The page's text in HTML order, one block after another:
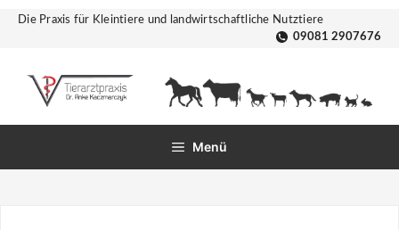
Zum
Die Praxis für Kleintiere und landwirtschaftliche Nutztiere
09081 2907676
Menü